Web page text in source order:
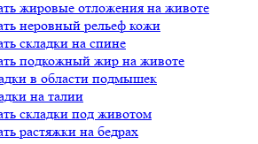
жировые отложения на животе
неровный рельеф кожи
складки на спине
подкожный жир на животе
в области подмышек
на талии
складки под животом
растяжки на бедрах